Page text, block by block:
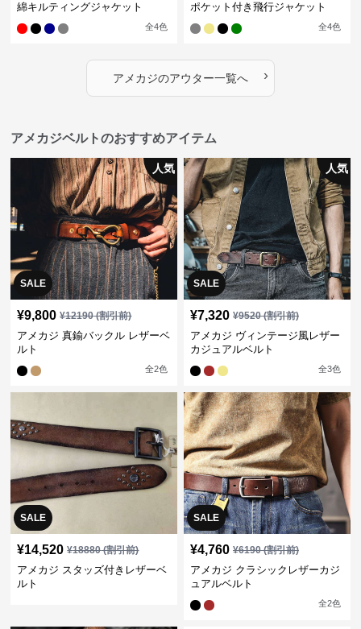
綿キルティングジャケット
全4色
ポケット付き飛行ジャケット
全4色
アメカジのアウター一覧へ ›
アメカジベルトのおすすめアイテム
SALE
人気
¥9,800 ¥12190(割引前)
アメカジ 真鍮バックル レザーベ
ルト
全2色
SALE
人気
¥7,320 ¥9520(割引前)
アメカジ ヴィンテージ風レザー
カジュアルベルト
全3色
SALE
¥14,520 ¥18880(割引前)
アメカジ スタッズ付きレザーベ
ルト
SALE
¥4,760 ¥6190(割引前)
アメカジ クラシックレザーカジ
ュアルベルト
全2色